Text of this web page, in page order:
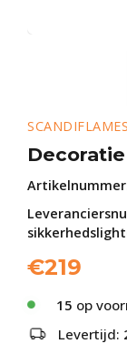
SCANDIFLAMES
€219
15 op
Levertijd: